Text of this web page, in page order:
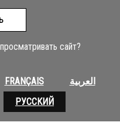
сайт?
FRANÇAIS
العربية
РУССКИЙ